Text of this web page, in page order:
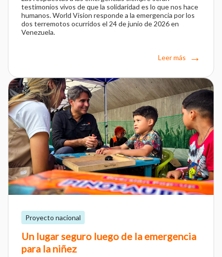
testimonios vivos de que la solidaridad es lo que nos hace
humanos. World Vision responde a la emergencia por los
dos terremotos ocurridos el 24 de junio de 2026 en
Venezuela.
Leer más
Proyecto nacional
Un lugar seguro luego de la emergencia
para la niñez